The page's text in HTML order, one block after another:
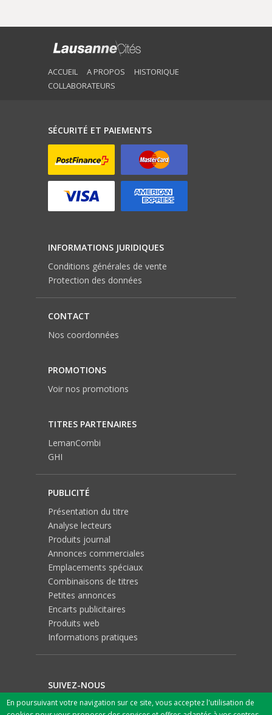
ACCUEIL A PROPOS
HISTORIQUE
COLLABORATEURS
SÉCURITÉ ET PAIEMENTS
INFORMATIONS JURIDIQUES
Conditions générales de vente
Protection des données
CONTACT
Nos coordonnées
PROMOTIONS
Voir nos promotions
TITRES PARTENAIRES
LemanCombi
GHI
PUBLICITÉ
Présentation du titre
Analyse lecteurs
Produits journal
Annonces commerciales
Emplacements spéciaux
Combinaisons de titres
Petites annonces
Encarts publicitaires
Produits web
Informations pratiques
SUIVEZ-NOUS
En poursuivant votre navigation sur ce site, vous acceptez l'utilisation de